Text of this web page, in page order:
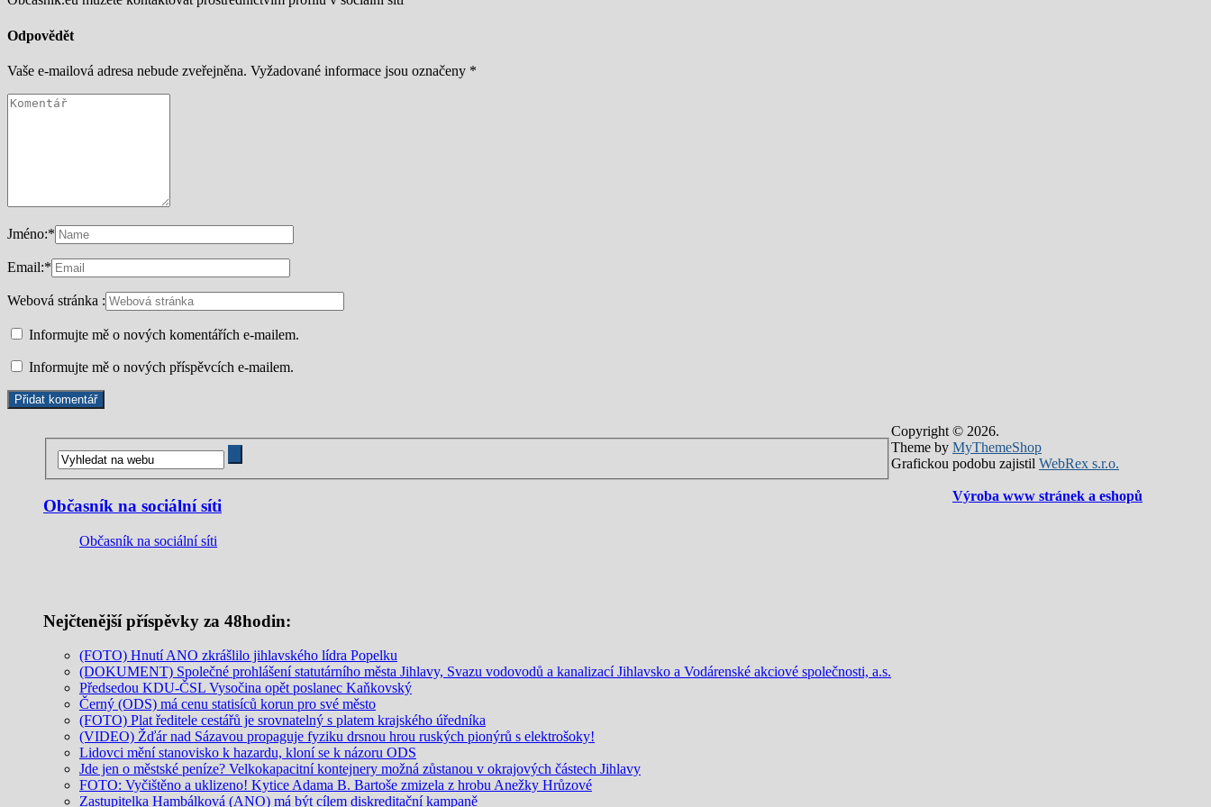
Odpovědět
Vaše e-mailová adresa nebude zveřejněna. Vyžadované informace jsou označeny *
Jméno:*
Email:*
Webová stránka :
Informujte mě o nových komentářích e-mailem.
Informujte mě o nových příspěvcích e-mailem.
Občasník na sociální síti
Občasník na sociální síti
Nejčtenější příspěvky za 48hodin:
(FOTO) Hnutí ANO zkrášlilo jihlavského lídra Popelku
(DOKUMENT) Společné prohlášení statutárního města Jihlavy, Svazu vodovodů a kanalizací Jihlavsko a Vodárenské akciové společnosti, a.s.
Předsedou KDU-ČSL Vysočina opět poslanec Kaňkovský
Černý (ODS) má cenu statisíců korun pro své město
(FOTO) Plat ředitele cestářů je srovnatelný s platem krajského úředníka
(VIDEO) Žďár nad Sázavou propaguje fyziku drsnou hrou ruských pionýrů s elektrošoky!
Lidovci mění stanovisko k hazardu, kloní se k názoru ODS
Jde jen o městské peníze? Velkokapacitní kontejnery možná zůstanou v okrajových částech Jihlavy
FOTO: Vyčištěno a uklizeno! Kytice Adama B. Bartoše zmizela z hrobu Anežky Hrůzové
Zastupitelka Hambálková (ANO) má být cílem diskreditační kampaně
Copyright © 2026.
Theme by MyThemeShop
Grafickou podobu zajistil WebRex s.r.o.
Výroba www stránek a eshopů